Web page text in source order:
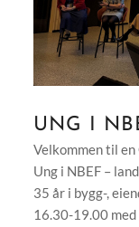
UNG I
Velkommen til
Ung i NBEF –
35 år i bygg-,
16.30-19.00